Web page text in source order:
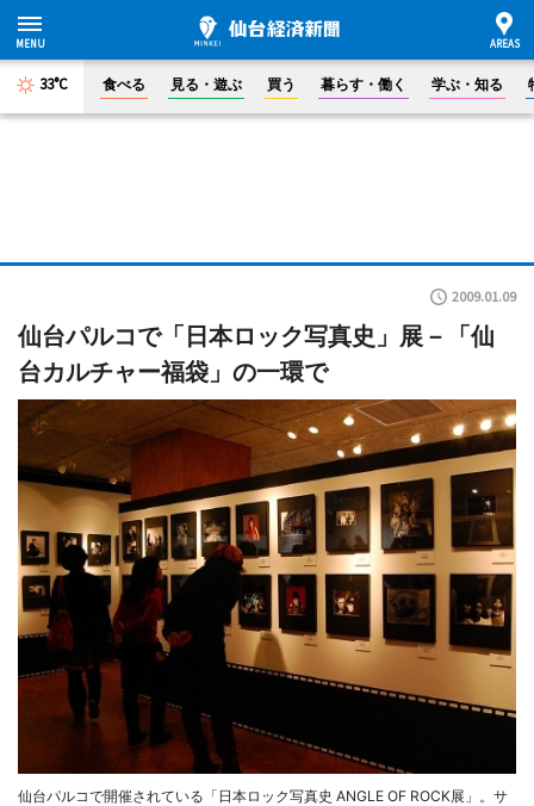
33°C 食べる 見る・遊ぶ 買う 暮らす・働く 学ぶ・知る
2009.01.09
仙台パルコで「日本ロック写真史」展－「仙
台カルチャー福袋」の一環で
仙台パルコで開催されている「日本ロック写真史 ANGLE OF ROCK展」。サ